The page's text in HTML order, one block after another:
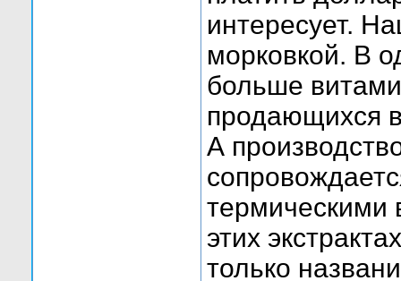
интересует.
морковкой. В
больше
продающихся
А
термическими
этих
только